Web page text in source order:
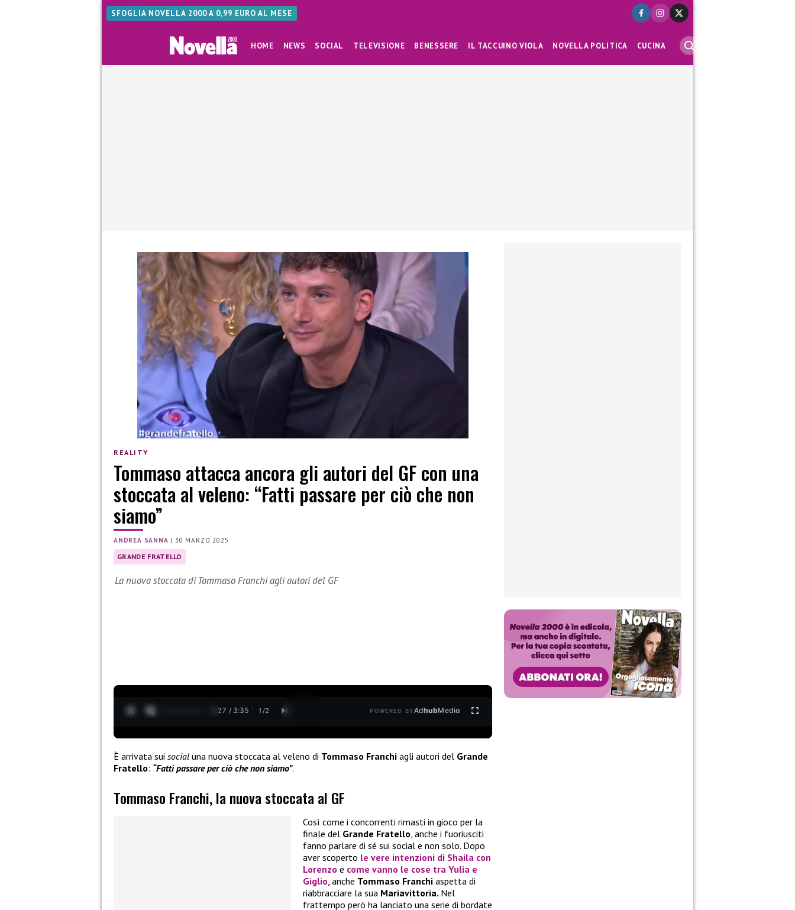
SFOGLIA NOVELLA 2000 A 0,99 EURO AL MESE
HOME NEWS SOCIAL TELEVISIONE BENESSERE IL TACCUINO VIOLA NOVELLA POLITICA CUCINA
REALITY
Tommaso attacca ancora gli autori del GF con una
stoccata al veleno: “Fatti passare per ciò che non
siamo”
ANDREA SANNA |30 MARZO 2025
GRANDE FRATELLO
La nuova stoccata di Tommaso Franchi agli autori del GF
0:28 / 3:35 1 /2 POWERED BYAdhubMedia
È arrivata sui social una nuova stoccata al veleno di Tommaso Franchi agli autori del Grande
Fratello: “Fatti passare per ciò che non siamo”.
Tommaso Franchi, la nuova stoccata al GF
Così come i concorrenti rimasti in gioco per la
finale del Grande Fratello, anche i fuoriusciti
fanno parlare di sé sui social e non solo. Dopo
aver scoperto le vere intenzioni di Shaila con
Lorenzo e come vanno le cose tra Yulia e
Giglio, anche Tommaso Franchi aspetta di
riabbracciare la sua Mariavittoria. Nel
frattempo però ha lanciato una serie di bordate